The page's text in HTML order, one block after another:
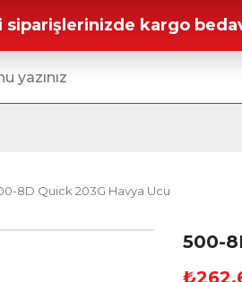
siparişlerinizde kargo
8D Quick 203G Havya Ucu
500-